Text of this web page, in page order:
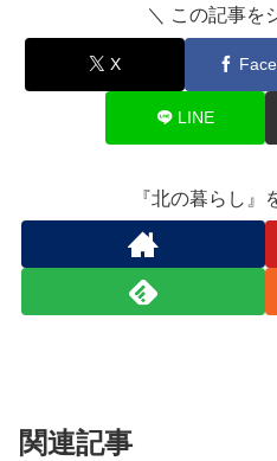
＼ この記事を
X
LINE
『北の暮らし』
関連記事